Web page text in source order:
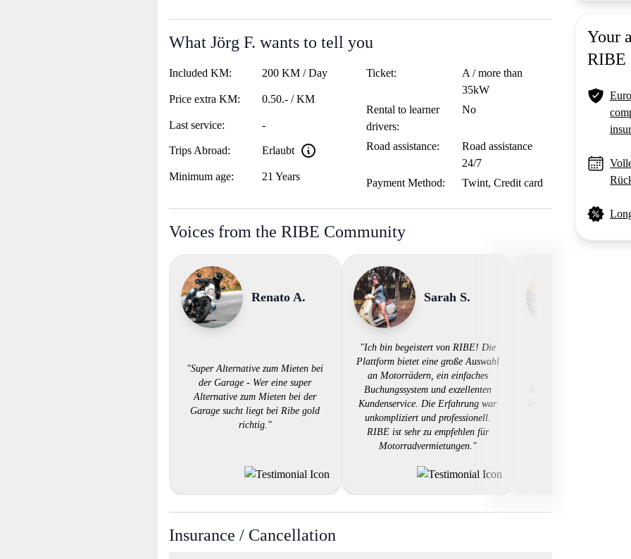
Your
RIBE
What Jörg F. wants to tell you
Included KM: 200 KM / Day
Price extra KM: 0.50.- / KM
Last service: -
Trips Abroad: Erlaubt
Minimum age: 21 Years
Ticket:
A / more than
35kW
Rental to learner
drivers:
No
Road assistance:
Road assistance
24/7
Payment Method:
Twint, Credit card
Voices from the RIBE Community
Renato A.
"Super Alternative zum Mieten bei
der Garage - Wer eine super
Alternative zum Mieten bei der
Garage sucht liegt bei Ribe gold
richtig."
Sarah S.
"Ich bin begeistert von RIBE! Die
Plattform bietet eine große Auswahl
an Motorrädern, ein einfaches
Buchungssystem und exzellenten
Kundenservice. Die Erfahrung war
unkompliziert und professionell.
RIBE ist sehr zu empfehlen für
Motorradvermietungen."
erstklassigen
Insurance / Cancellation